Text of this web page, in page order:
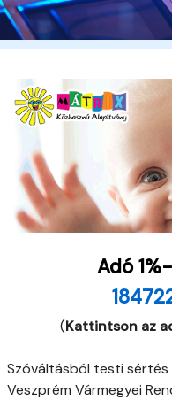
Adó
(Kattintson az
Szóváltásból testi sértés
Veszprém Vármegyei